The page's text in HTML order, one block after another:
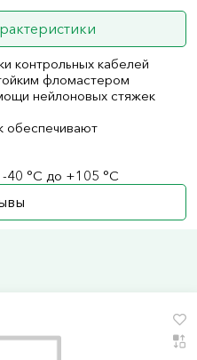
контрольных кабелей
фломастером
нейлоновых стяжек
обеспечивают
-40 °С до +105 °С